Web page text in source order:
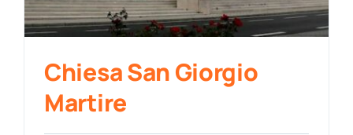
Chiesa San Giorgio
Martire